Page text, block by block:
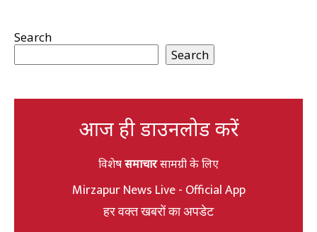
Search
Search
आज ही डाउनलोड करें
विशेषसमाचारसामग्री के लिए
Mirzapur News Live - Official App
हर वक्त खबरों का अपडेट